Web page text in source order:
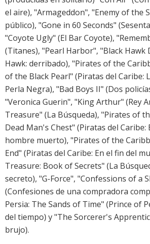
el aire), "Armageddon", "Enemy of the
público), "Gone in 60 Seconds"
"Coyote Ugly" (El Bar Coyote),
(Titanes), "Pearl Harbor", "Black Hawk
Hawk: derribado), "Pirates of the
of the Black Pearl" (Piratas del Caribe:
Perla Negra), "Bad Boys II" (Dos
"Veronica Guerin", "King Arthur" (Rey
Treasure" (La Búsqueda), "Pirates of
Dead Man's Chest" (Piratas del Caribe:
hombre muerto), "Pirates of the
End" (Piratas del Caribe: En el fin del
Treasure: Book of Secrets" (La
secreto), "G-Force", "Confessions of a
(Confesiones de una compradora
Persia: The Sands of Time" (Prince of
del tiempo) y "The Sorcerer's
brujo).